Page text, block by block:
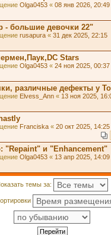
Olga0453 « 08 янв 2026, 20:49
- большие девочки 22"
rusapura « 31 дек 2025, 22:15
Stars
Olga0453 « 24 ноя 2025, 00:37
различные дефекты у
Elvess_Ann « 13 ноя 2025,
Franciska « 20 окт 2025, 14:25
"Repaint" и "Enhancement"
Olga0453 « 13 апр 2025, 14:09
темы за: